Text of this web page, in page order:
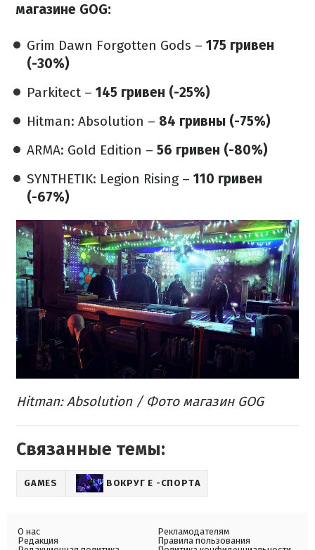
магазине GOG:
Grim Dawn Forgotten Gods – 175 гривен
(-30%)
Parkitect – 145 гривен (-25%)
Hitman: Absolution – 84 гривны (-75%)
ARMA: Gold Edition – 56 гривен (-80%)
SYNTHETIK: Legion Rising – 110 гривен
(-67%)
Hitman: Absolution / Фото магазин GOG
Связанные темы:
GAMES ВОКРУГ Е -СПОРТА
О нас
Редакция
Рекламодателям
Правила пользования